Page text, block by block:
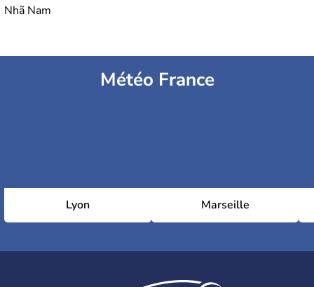
Nhã Nam
Météo France
Lyon Marseille